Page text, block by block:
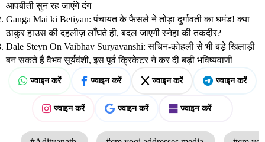
आपबीती सुन रह जाएंगे दंग
Ganga Mai ki Betiyan: पंचायत के फैसले ने तोड़ा दुर्गावती का घमंड! क्या
ठाकुर हाउस की दहलीज़ लाँघते ही, बदल जाएगी स्नेहा की तकदीर?
Dale Steyn On Vaibhav Suryavanshi: सचिन-कोहली से भी बड़े खिलाड़ी
बन सकते हैं वैभव सूर्यवंशी, इस पूर्व क्रिकेटर ने कर दी बड़ी भविष्यवाणी
ज्वाइन करें ज्वाइन करें ज्वाइन करें ज्वाइन करें
ज्वाइन करें ज्वाइन करें ज्वाइन करें